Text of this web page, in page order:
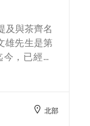
及與茶齊名
雄先生是第
，已經快
的龍井製
邀請他去開北部